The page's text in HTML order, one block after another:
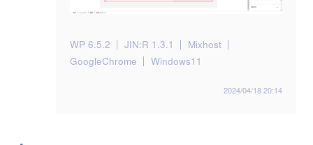
WP 6.5.2 JIN:R 1.3.1
Mixhost
GoogleChrome
Windows11
2024/04/18 20:14